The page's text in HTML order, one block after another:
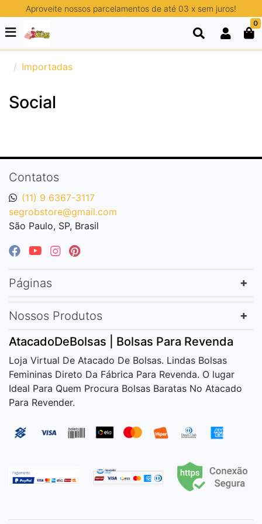
Aproveite nossos parcelamentos de até 03 x sem juros!
0
Importadas
Social
Contatos
(11) 9 6367-3117
segrobstore@gmail.com
São Paulo, SP, Brasil
Páginas
Nossos Produtos
AtacadoDeBolsas | Bolsas Para Revenda
Loja Virtual De Atacado De Bolsas. Lindas Bolsas
Femininas Direto Da Fábrica Para Revenda. O lugar
Ideal Para Quem Procura Bolsas Baratas No Atacado
Para Revender.